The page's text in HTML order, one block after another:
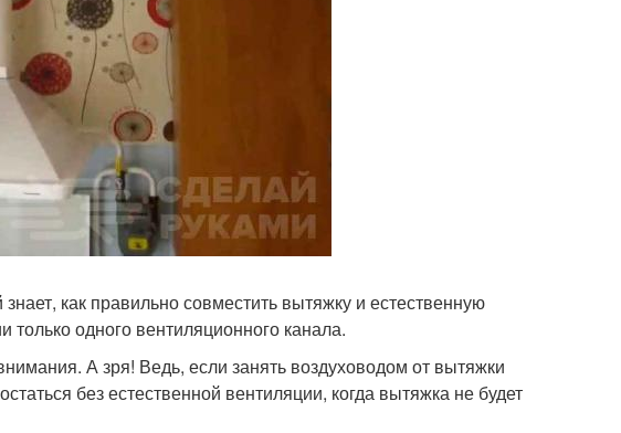
как правильно совместить вытяжку и естественную
одного вентиляционного канала.
А зря! Ведь, если занять воздуховодом от вытяжки
без естественной вентиляции, когда вытяжка не будет